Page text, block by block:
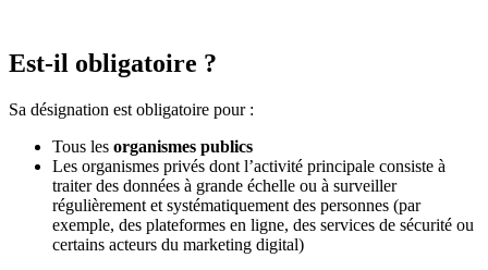
Est-il obligatoire ?
Sa désignation est obligatoire pour :
Tous les organismes publics
Les organismes privés dont l’activité principale consiste à
traiter des données à grande échelle ou à surveiller
régulièrement et systématiquement des personnes (par
exemple, des plateformes en ligne, des services de sécurité ou
certains acteurs du marketing digital)